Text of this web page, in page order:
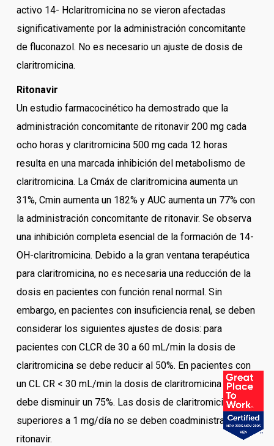
activo 14- Hclaritromicina no se vieron afectadas
significativamente por la administración concomitante
de fluconazol. No es necesario un ajuste de dosis de
claritromicina.
Ritonavir
Un estudio farmacocinético ha demostrado que la
administración concomitante de ritonavir 200 mg cada
ocho horas y claritromicina 500 mg cada 12 horas
resulta en una marcada inhibición del metabolismo de
claritromicina. La Cmáx de claritromicina aumenta un
31%, Cmin aumenta un 182% y AUC aumenta un 77% con
la administración concomitante de ritonavir. Se observa
una inhibición completa esencial de la formación de 14-
OH-claritromicina. Debido a la gran ventana terapéutica
para claritromicina, no es necesaria una reducción de la
dosis en pacientes con función renal normal. Sin
embargo, en pacientes con insuficiencia renal, se deben
considerar los siguientes ajustes de dosis: para
pacientes con CLCR de 30 a 60 mL/min la dosis de
claritromicina se debe reducir al 50%. En pacientes con
un CL CR < 30 mL/min la dosis de claritromicina se
debe disminuir un 75%. Las dosis de claritromicina
superiores a 1 mg/día no se deben coadministrar con
ritonavir.